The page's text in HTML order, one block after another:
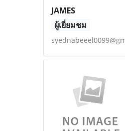
JAMES
ผู้เยี่ยมชม